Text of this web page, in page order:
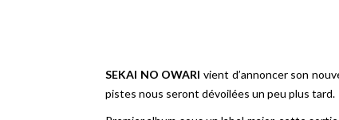
SEKAI NO OWARI vient d’annoncer son
pistes nous seront dévoilées un peu plus tard.